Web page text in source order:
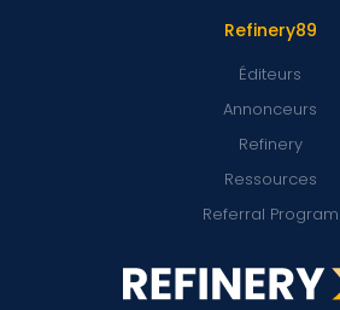
Refinery89
Éditeurs
Annonceurs
Refinery
Ressources
Referral Program